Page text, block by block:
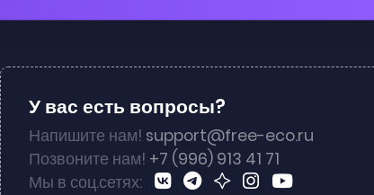
У вас есть вопросы?
Напишите нам! support@free-eco.ru
Позвоните нам! +7 (996) 913 41 71
Мы в соц.сетях: